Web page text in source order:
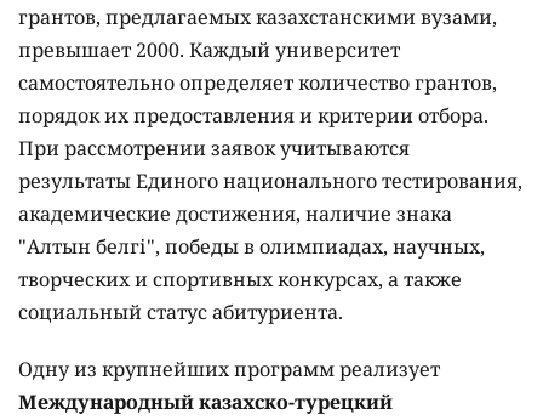
грантов, предлагаемых казахстанскими вузами,
превышает 2000. Каждый университет
самостоятельно определяет количество грантов,
порядок их предоставления и критерии отбора.
При рассмотрении заявок учитываются
результаты Единого национального тестирования,
академические достижения, наличие знака
"Алтын белгі", победы в олимпиадах, научных,
творческих и спортивных конкурсах, а также
социальный статус абитуриента.
Одну из крупнейших программ реализует
Международный казахско-турецкий